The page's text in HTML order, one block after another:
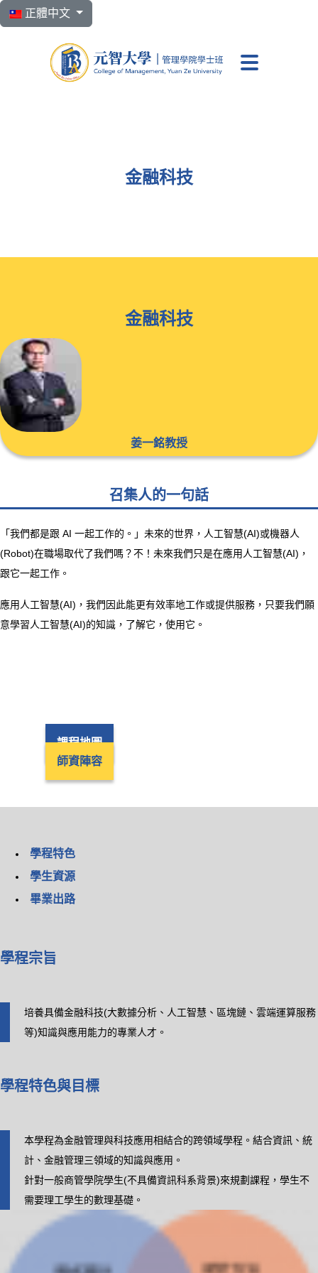
選擇你的語言
正體中文
金融科技
金融科技
姜一銘教授
召集人的一句話
「我們都是跟 AI 一起工作的。」未來的世界，人工智慧(AI)或機器人
(Robot)在職場取代了我們嗎？不！未來我們只是在應用人工智慧(AI)，
跟它一起工作。
應用人工智慧(AI)，我們因此能更有效率地工作或提供服務，只要我們願
意學習人工智慧(AI)的知識，了解它，使用它。
課程地圖
師資陣容
學程特色
學生資源
畢業出路
學程宗旨
培養具備金融科技(大數據分析、人工智慧、區塊鏈、雲端運算服務
等)知識與應用能力的專業人才。
學程特色與目標
本學程為金融管理與科技應用相結合的跨領域學程。結合資訊、統
計、金融管理三領域的知識與應用。
針對一般商管學院學生(不具備資訊科系背景)來規劃課程，學生不
需要理工學生的數理基礎。